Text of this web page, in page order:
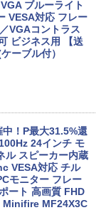
高速SSD256GB
カメラ Wi-Fi
料無料 90日保証
2.5(～最大3.1)
| DVDマ
テンキー | Win11P
付属
100％還元のチ
M.2 2242 SATA WI
画面出力 デスク
pc 省エネ オフィ
ブルーライト
VESA対応 フレー
VGAコントラス
ビジネス用 【送
ーブル付）
中！P最大31.5%還
24インチ モ
ル スピーカー内蔵
VESA対応 チル
モニター フレー
ート 高画質 FHD
Minifire MF24X3C